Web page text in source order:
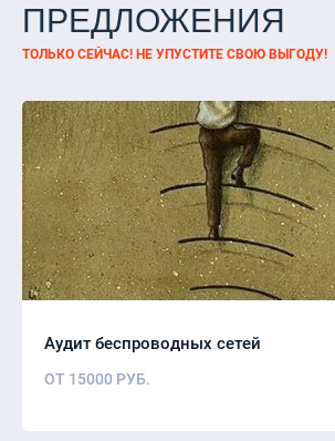
ПРЕДЛОЖЕНИЯ
ТОЛЬКО СЕЙЧАС! НЕ УПУСТИТЕ СВОЮ ВЫГОДУ!
Аудит беспроводных сетей
ОТ 15000 РУБ.